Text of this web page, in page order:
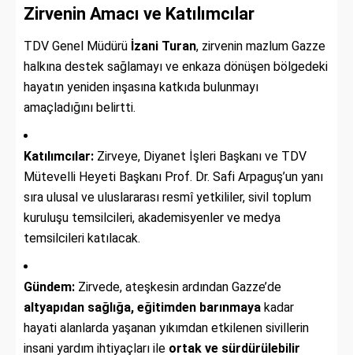
Zirvenin Amacı ve Katılımcılar
TDV Genel Müdürü İzani Turan, zirvenin mazlum Gazze
halkına destek sağlamayı ve enkaza dönüşen bölgedeki
hayatın yeniden inşasına katkıda bulunmayı
amaçladığını belirtti.
Katılımcılar: Zirveye, Diyanet İşleri Başkanı ve TDV
Mütevelli Heyeti Başkanı Prof. Dr. Safi Arpaguş’un yanı
sıra ulusal ve uluslararası resmî yetkililer, sivil toplum
kuruluşu temsilcileri, akademisyenler ve medya
temsilcileri katılacak.
Gündem: Zirvede, ateşkesin ardından Gazze’de
altyapıdan sağlığa, eğitimden barınmaya kadar
hayati alanlarda yaşanan yıkımdan etkilenen sivillerin
insani yardım ihtiyaçları ile ortak ve sürdürülebilir